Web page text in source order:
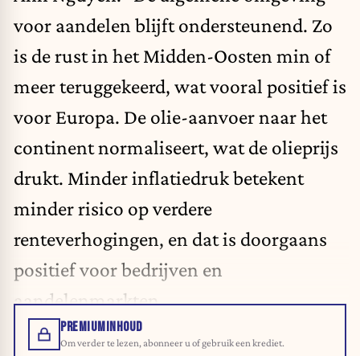
voor aandelen blijft ondersteunend. Zo
is de rust in het Midden-Oosten min of
meer teruggekeerd, wat vooral positief is
voor Europa. De olie-aanvoer naar het
continent normaliseert, wat de olieprijs
drukt. Minder inflatiedruk betekent
minder risico op verdere
renteverhogingen, en dat is doorgaans
positief voor bedrijven en
aandelenmarkten.
PREMIUMINHOUD
Om verder te lezen, abonneer u of gebruik een krediet.